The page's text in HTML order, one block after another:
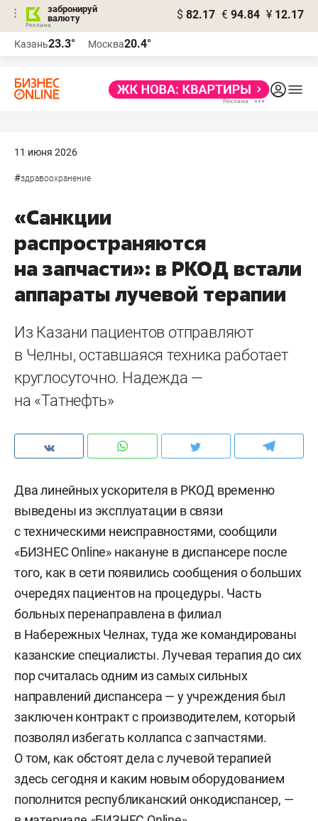
забронируй
валюту
$ 82.17 € 94.84 ¥ 12.17
Казань23.3° Москва20.4°
11 июня 2026
#здравоохранение
«Санкции
распространяются
на запчасти»: в РКОД встали
аппараты лучевой терапии
Из Казани пациентов отправляют
в Челны, оставшаяся техника работает
круглосуточно. Надежда —
на «Татнефть»
Два линейных ускорителя в РКОД временно
выведены из эксплуатации в связи
с техническими неисправностями, сообщили
«БИЗНЕС Online» накануне в диспансере после
того, как в сети появились сообщения о больших
очередях пациентов на процедуры. Часть
больных перенаправлена в филиал
в Набережных Челнах, туда же командированы
казанские специалисты. Лучевая терапия до сих
пор считалась одним из самых сильных
направлений диспансера — у учреждения был
заключен контракт с производителем, который
позволял избегать коллапса с запчастями.
О том, как обстоят дела с лучевой терапией
здесь сегодня и каким новым оборудованием
пополнится республиканский онкодиспансер, —